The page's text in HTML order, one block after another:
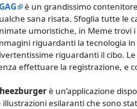
è un grandissimo
sana risata. Sfoglia tutte le
umoristiche, in Meme trovi
riguardanti la tecnologia
riguardanti il cibo.
effettuare la registrazione, e
è un’applicazione
illustrazioni esilaranti che sono